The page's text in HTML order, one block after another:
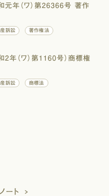
元年（ワ）第26366号 著作
訴訟 著作権法
年（ワ）第1160号）商標権
訴訟 商標法
ート